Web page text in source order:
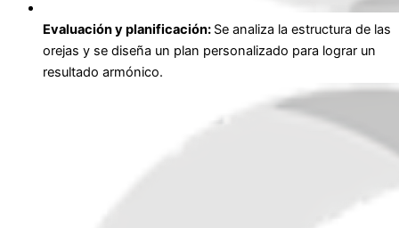
Evaluación y planificación: Se analiza la estructura de las
orejas y se diseña un plan personalizado para lograr un
resultado armónico.